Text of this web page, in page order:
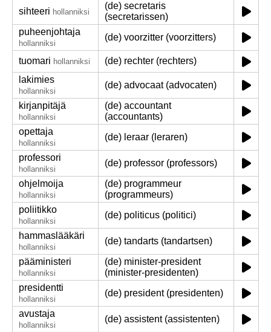
sihteeri hollanniksi
(de) secretaris
(secretarissen)
puheenjohtaja
hollanniksi
(de) voorzitter (voorzitters)
tuomari hollanniksi
(de) rechter (rechters)
lakimies
hollanniksi
(de) advocaat (advocaten)
kirjanpitäjä
hollanniksi
(de) accountant
(accountants)
opettaja
hollanniksi
(de) leraar (leraren)
professori
hollanniksi
(de) professor (professors)
ohjelmoija
hollanniksi
(de) programmeur
(programmeurs)
poliitikko
hollanniksi
(de) politicus (politici)
hammaslääkäri
hollanniksi
(de) tandarts (tandartsen)
pääministeri
hollanniksi
(de) minister-president
(minister-presidenten)
presidentti
hollanniksi
(de) president (presidenten)
avustaja
hollanniksi
(de) assistent (assistenten)